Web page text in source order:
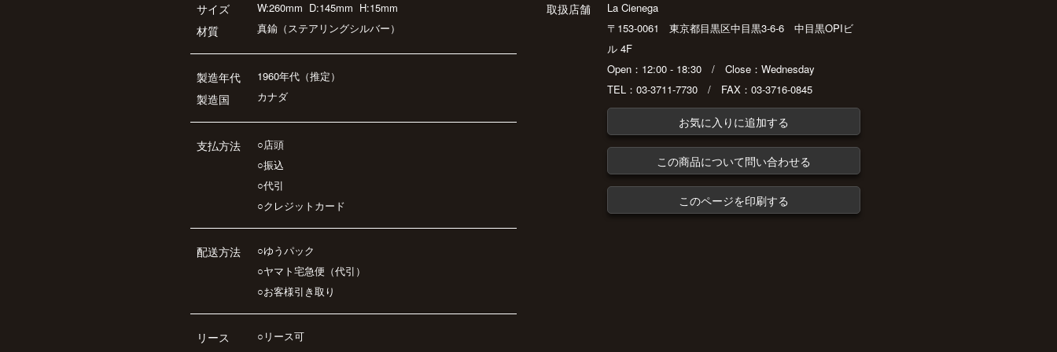
サイズ
材質
W:260mm D:145mm H:15mm
真鍮（ステアリングシルバー）
製造年代
製造国
1960年代（推定）
カナダ
支払方法
○店頭
○振込
○代引
○クレジットカード
配送方法
○ゆうパック
○ヤマト宅急便（代引）
○お客様引き取り
リース ○リース可
取扱店舗
La Cienega
〒153-0061 東京都目黒区中目黒3-6-6 中目黒OPIビ
ル 4F
Open：12:00 - 18:30 / Close：Wednesday
TEL：03-3711-7730 / FAX：03-3716-0845
お気に入りに追加する
この商品について問い合わせる
このページを印刷する